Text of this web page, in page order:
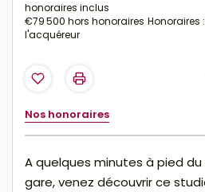
honoraires inclus
€79 500 hors honoraires Honoraires
l'acquéreur
Nos honoraires
A quelques minutes à pied
gare, venez découvrir ce